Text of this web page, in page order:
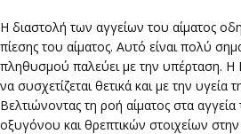
Η διαστολή των αγγείων του αίματος
πίεσης του αίματος. Αυτό είναι πολύ
πληθυσμού παλεύει με την υπέρταση. Η
να συσχετίζεται θετικά και με την υγεία
Βελτιώνοντας τη ροή αίματος στα
οξυγόνου και θρεπτικών στοιχείων στην